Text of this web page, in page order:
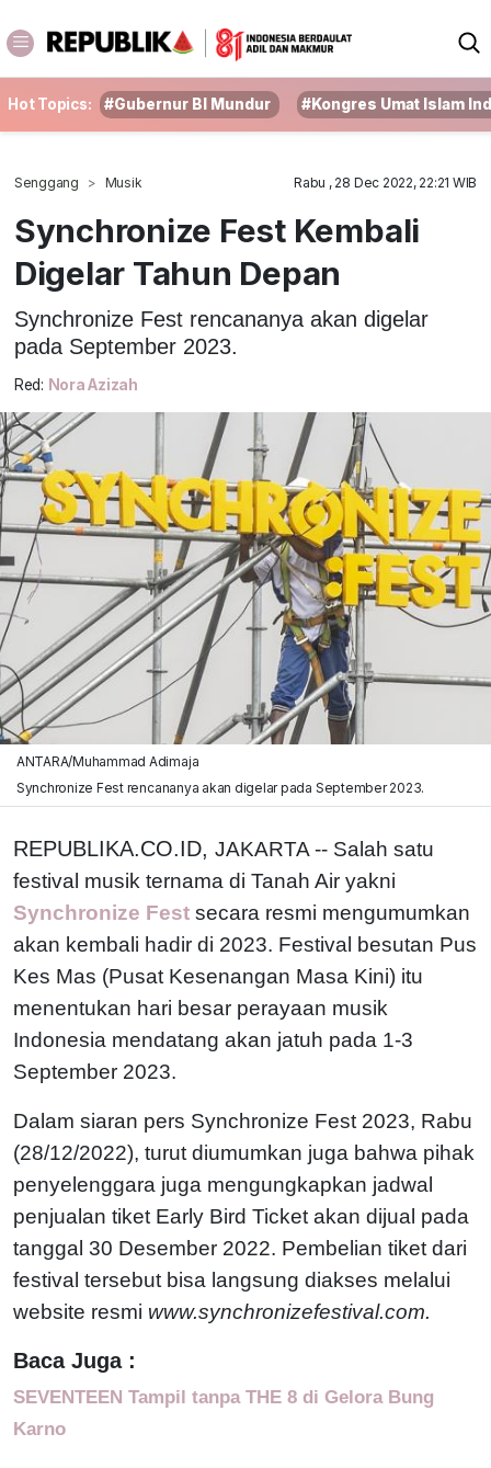
Hot Topics: #Gubernur BI Mundur #Kongres Umat Islam
Senggang Musik Rabu , 28 Dec 2022, 22:21 WIB
Synchronize Fest Kembali
Digelar Tahun Depan
Synchronize Fest rencananya akan digelar
pada September 2023.
Red: Nora Azizah
ANTARA/Muhammad Adimaja
Synchronize Fest rencananya akan digelar pada September 2023.
REPUBLIKA.CO.ID, JAKARTA -- Salah satu
festival musik ternama di Tanah Air yakni
Synchronize Fest secara resmi mengumumkan
akan kembali hadir di 2023. Festival besutan Pus
Kes Mas (Pusat Kesenangan Masa Kini) itu
menentukan hari besar perayaan musik
Indonesia mendatang akan jatuh pada 1-3
September 2023.
Dalam siaran pers Synchronize Fest 2023, Rabu
(28/12/2022), turut diumumkan juga bahwa pihak
penyelenggara juga mengungkapkan jadwal
penjualan tiket Early Bird Ticket akan dijual pada
tanggal 30 Desember 2022. Pembelian tiket dari
festival tersebut bisa langsung diakses melalui
website resmi www.synchronizefestival.com.
Baca Juga :
SEVENTEEN Tampil tanpa THE 8 di Gelora Bung
Karno